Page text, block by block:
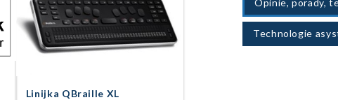
Linijka QBraille XL
Opinie, porady,
Technologie